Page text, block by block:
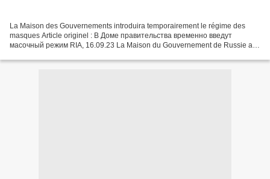
La Maison des Gouvernements introduira temporairement le régime des
masques Article originel : В Доме правительства временно введут
масочный режим RIA, 16.09.23 La Maison du Gouvernement de Russie a